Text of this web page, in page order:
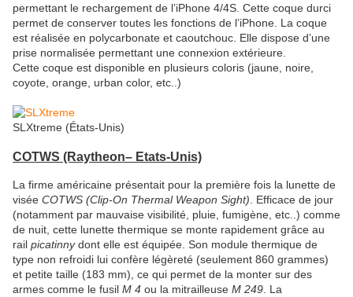
permettant le rechargement de l’iPhone 4/4S. Cette coque durci
permet de conserver toutes les fonctions de l’iPhone. La coque
est réalisée en polycarbonate et caoutchouc. Elle dispose d’une
prise normalisée permettant une connexion extérieure.
Cette coque est disponible en plusieurs coloris (jaune, noire,
coyote, orange, urban color, etc..)
SLXtreme (États-Unis)
COTWS (Raytheon– Etats-Unis)
La firme américaine présentait pour la première fois la lunette de
visée COTWS (Clip-On Thermal Weapon Sight). Efficace de jour
(notamment par mauvaise visibilité, pluie, fumigène, etc..) comme
de nuit, cette lunette thermique se monte rapidement grâce au
rail picatinnydont elle est équipée. Son module thermique de
type non refroidi lui confère légèreté (seulement 860 grammes)
et petite taille (183 mm), ce qui permet de la monter sur des
armes comme le fusil M 4 ou la mitrailleuse M 249. La